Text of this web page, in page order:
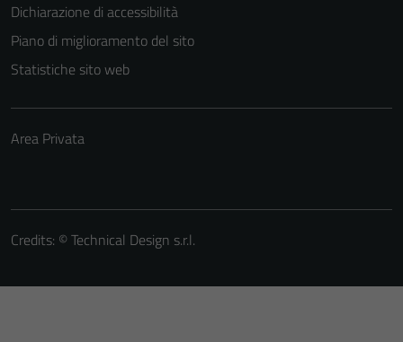
Dichiarazione di accessibilità
Piano di miglioramento del sito
Statistiche sito web
Area Privata
Credits: ©Technical Design s.r.l.